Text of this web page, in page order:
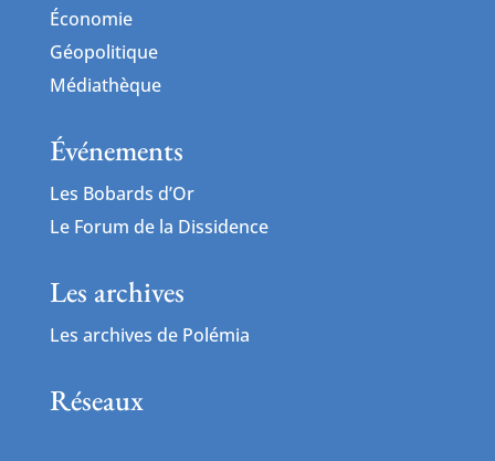
Économie
Géopolitique
Médiathèque
Événements
Les Bobards d’Or
Le Forum de la Dissidence
Les archives
Les archives de Polémia
Réseaux